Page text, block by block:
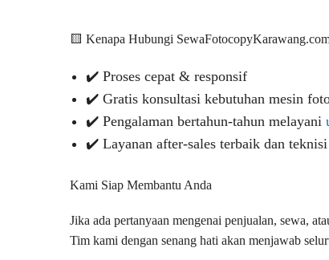
🟨 Kenapa Hubungi
✔️ Proses cepat & responsif
✔️ Gratis konsultasi kebutuhan mesin
✔️ Pengalaman bertahun-tahun melayani
✔️ Layanan after-sales terbaik dan teknisi
Kami Siap Membantu Anda
Jika ada pertanyaan mengenai penjualan, sewa,
Tim kami dengan senang hati akan menjawab